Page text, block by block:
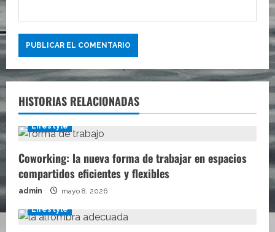
HISTORIAS RELACIONADAS
Lifestyle
Coworking: la nueva forma de trabajar en espacios
compartidos eficientes y flexibles
admin mayo 8, 2026
Lifestyle